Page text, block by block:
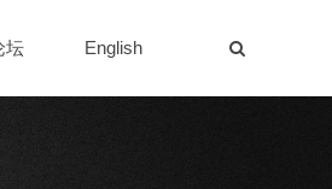
坛 English